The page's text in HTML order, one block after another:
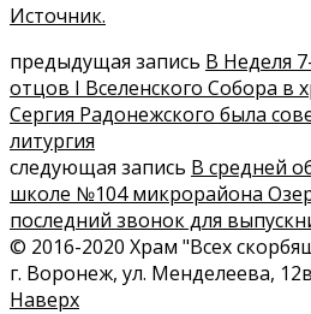
Источник.
предыдущая запись В Неделя
отцов I Вселенского Собора в
Сергия Радонежского была
литургия
следующая запись В средней
школе №104 микрорайона
последний звонок для
© 2016-2020 Храм "Всех
г. Воронеж, ул. Менделеева, 12в
Наверх